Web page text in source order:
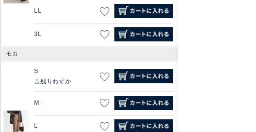
LL
3L
モカ
S
残りわずか
M
L